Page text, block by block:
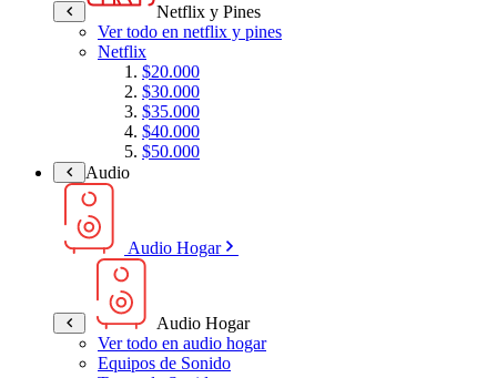
Netflix y Pines
Ver todo en netflix y pines
Netflix
$20.000
$30.000
$35.000
$40.000
$50.000
Audio
Audio Hogar
Audio Hogar
Ver todo en audio hogar
Equipos de Sonido